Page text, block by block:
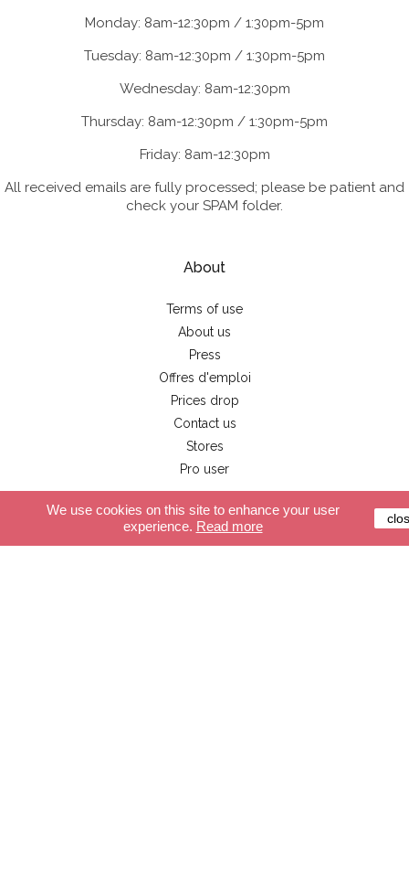
Monday: 8am-12:30pm / 1:30pm-5pm
Tuesday: 8am-12:30pm / 1:30pm-5pm
Wednesday: 8am-12:30pm
Thursday: 8am-12:30pm / 1:30pm-5pm
Friday: 8am-12:30pm
All received emails are fully processed; please be patient and
check your SPAM folder.
About
Terms of use
About us
Press
Offres d'emploi
Prices drop
Contact us
Stores
Pro user
Customer service
We use cookies on this site to enhance your user
experience. Read more